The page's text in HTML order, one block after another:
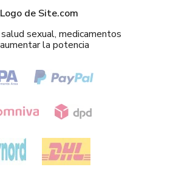
sexual, medicamentos
la potencia